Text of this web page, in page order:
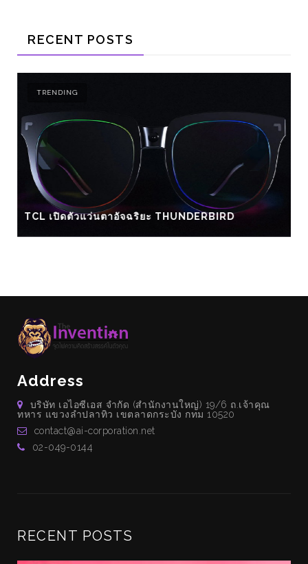
RECENT POSTS
TRENDING
TCL เปิดตัวแว่นตาอัจฉริยะ THUNDERBIRD
Address
บริษัท เอไอซีเอส จำกัด (สำนักงานใหญ่) 19/6 ถ.เจ้าคุณ
ทหาร แขวงลำปลาทิว เขตลาดกระบัง กทม 10520
contact@ai-corporation.net
02-049-0144
RECENT POSTS